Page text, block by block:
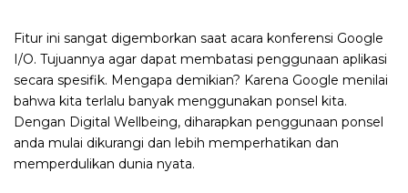
Fitur ini sangat digemborkan saat acara konferensi Google
I/O. Tujuannya agar dapat membatasi penggunaan aplikasi
secara spesifik. Mengapa demikian? Karena Google menilai
bahwa kita terlalu banyak menggunakan ponsel kita.
Dengan Digital Wellbeing, diharapkan penggunaan ponsel
anda mulai dikurangi dan lebih memperhatikan dan
memperdulikan dunia nyata.